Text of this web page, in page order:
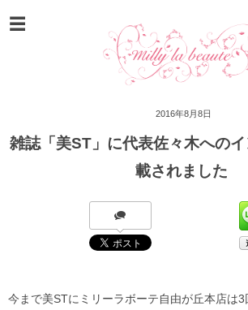
2016年8月8日
雑誌「美ST」に代表佐々木への
載されました
今まで美STにミリーラボーテ自由が丘本店は3